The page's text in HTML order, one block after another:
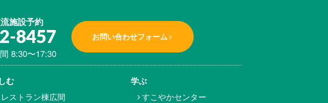
施設予約
8457
8:30〜17:30
お問い合わせフォーム
む
レストラン棟広間
学ぶ
すこやかセンター